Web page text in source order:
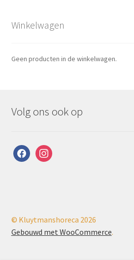
Winkelwagen
Geen producten in de winkelwagen.
Volg ons ook op
facebookinstagram
© Kluytmanshoreca 2026
Gebouwd met WooCommerce.